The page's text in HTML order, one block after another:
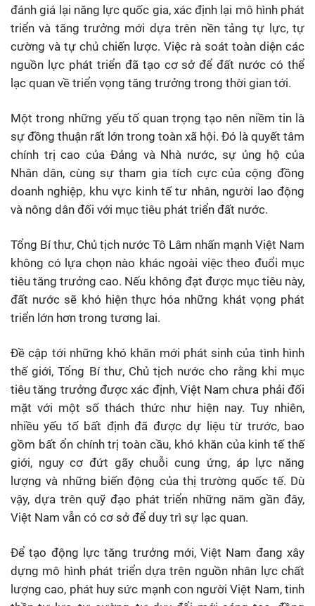
đánh giá lại năng lực quốc gia, xác định lại mô hình phát
triển và tăng trưởng mới dựa trên nền tảng tự lực, tự
cường và tự chủ chiến lược. Việc rà soát toàn diện các
nguồn lực phát triển đã tạo cơ sở để đất nước có thể
lạc quan về triển vọng tăng trưởng trong thời gian tới.
Một trong những yếu tố quan trọng tạo nên niềm tin là
sự đồng thuận rất lớn trong toàn xã hội. Đó là quyết tâm
chính trị cao của Đảng và Nhà nước, sự ủng hộ của
Nhân dân, cùng sự tham gia tích cực của cộng đồng
doanh nghiệp, khu vực kinh tế tư nhân, người lao động
và nông dân đối với mục tiêu phát triển đất nước.
Tổng Bí thư, Chủ tịch nước Tô Lâm nhấn mạnh Việt Nam
không có lựa chọn nào khác ngoài việc theo đuổi mục
tiêu tăng trưởng cao. Nếu không đạt được mục tiêu này,
đất nước sẽ khó hiện thực hóa những khát vọng phát
triển lớn hơn trong tương lai.
Đề cập tới những khó khăn mới phát sinh của tình hình
thế giới, Tổng Bí thư, Chủ tịch nước cho rằng khi mục
tiêu tăng trưởng được xác định, Việt Nam chưa phải đối
mặt với một số thách thức như hiện nay. Tuy nhiên,
nhiều yếu tố bất định đã được dự liệu từ trước, bao
gồm bất ổn chính trị toàn cầu, khó khăn của kinh tế thế
giới, nguy cơ đứt gãy chuỗi cung ứng, áp lực năng
lượng và những biến động của thị trường quốc tế. Dù
vậy, dựa trên quỹ đạo phát triển những năm gần đây,
Việt Nam vẫn có cơ sở để duy trì sự lạc quan.
Để tạo động lực tăng trưởng mới, Việt Nam đang xây
dựng mô hình phát triển dựa trên nguồn nhân lực chất
lượng cao, phát huy sức mạnh con người Việt Nam, tinh